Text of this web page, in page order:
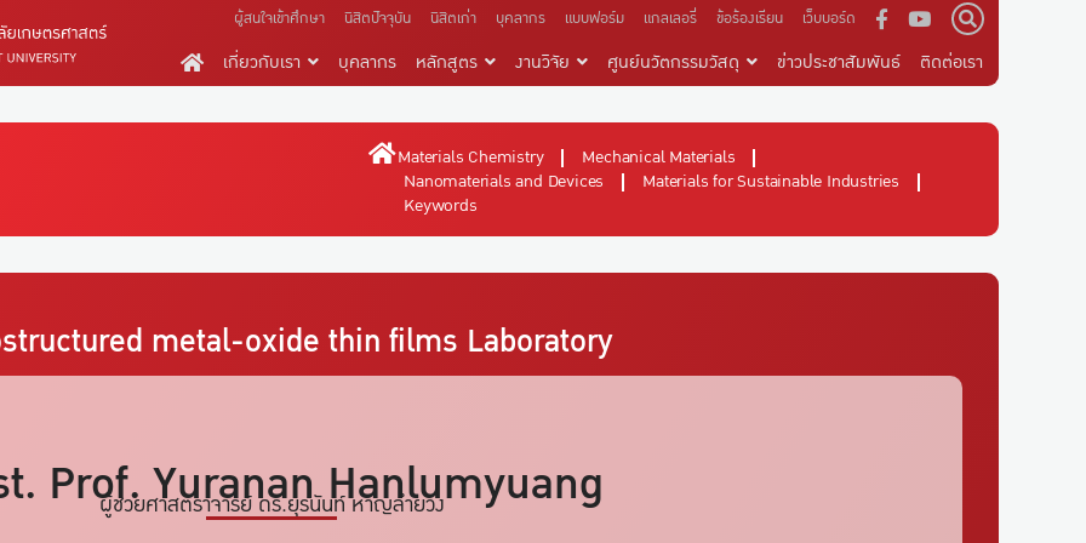
ผู้สนใจเข้าศึกษา นิสิตปัจจุบัน นิสิตเก่า บุคลากร แบบฟอร์ม แกลเลอรี่ ข้อร้องเรียน เว็บบอร์ด
เกี่ยวกับเรา บุคลากร หลักสูตร งานวิจัย ศูนย์นวัตกรรมวัสดุ ข่าวประชาสัมพันธ์ ติดต่อเรา
Materials Chemistry
Mechanical Materials
Nanomaterials and Devices
Materials for Sustainable Industries
Keywords
metal-oxide thin films Laboratory
Prof. Yuranan Hanlumyuang
ผู้ช่วยศาสตราจารย์ ดร.ยุรนันท์ หาญลำยวง